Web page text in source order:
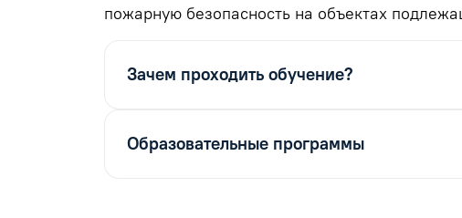
пожарную безопасность на объектах
Зачем проходить обучение?
Образовательные программы